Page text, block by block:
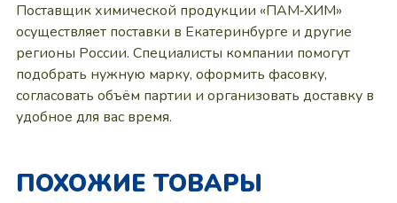
Поставщик химической продукции «ПАМ‑ХИМ»
осуществляет поставки в Екатеринбурге и другие
регионы России. Специалисты компании помогут
подобрать нужную марку, оформить фасовку,
согласовать объём партии и организовать доставку в
удобное для вас время.
ПОХОЖИЕ ТОВАРЫ